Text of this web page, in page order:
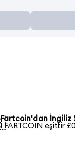
Fartcoin'dan İngiliz
1 FARTCOIN eşittir